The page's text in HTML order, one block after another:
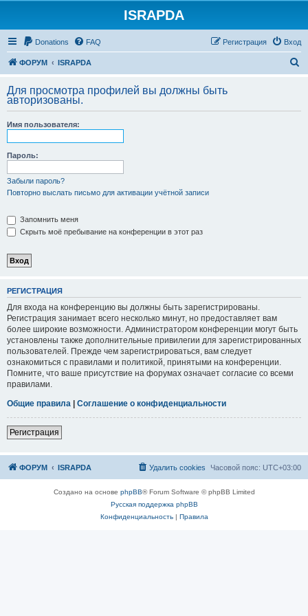
ISRAPDA
Donations FAQ Вход
Регистрация
ФОРУМ ISRAPDA
с
Для просмотра профилей вы должны быть
авторизованы.
Имя пользователя:
Пароль:
Забыли пароль?
Повторно выслать письмо для активации учётной записи
Запомнить меня
Скрыть моё пребывание на конференции в этот раз
РЕГИСТРАЦИЯ
Для входа на конференцию вы должны быть зарегистрированы.
Регистрация занимает всего несколько минут, но предоставляет вам
более широкие возможности. Администратором конференции могут быть
установлены также дополнительные привилегии для зарегистрированных
пользователей. Прежде чем зарегистрироваться, вам следует
ознакомиться с правилами и политикой, принятыми на конференции.
Помните, что ваше присутствие на форумах означает согласие со всеми
правилами.
Общие правила | Соглашение о конфиденциальности
Регистрация
ФОРУМ ISRAPDA Часовой пояс: UTC+03:00
Удалить cookies
Создано на основе phpBB® Forum Software © phpBB Limited
Русская поддержка phpBB
Конфиденциальность| Правила